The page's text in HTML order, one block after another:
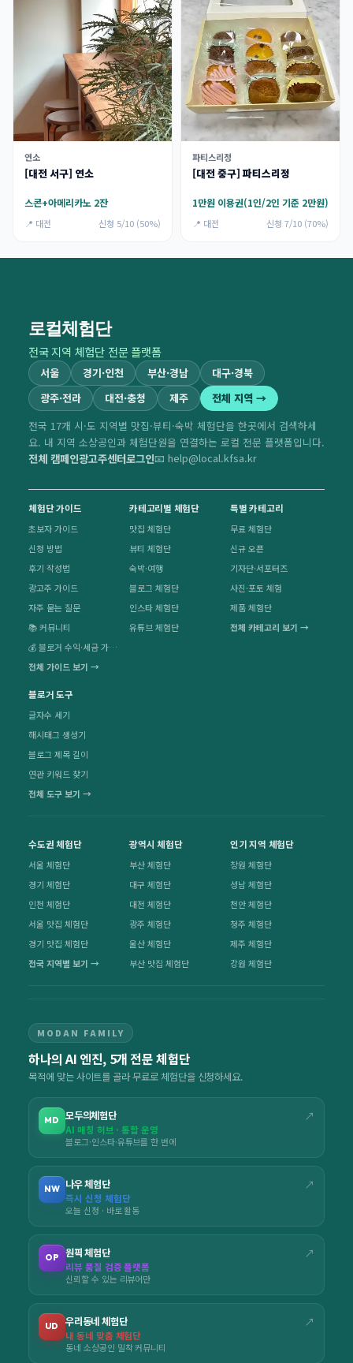
연소
[대전 서구] 연소
스콘+아메리카노 2잔
📍 대전 신청 5/10 (50%)
파티스리정
[대전 중구] 파티스리정
1만원 이용권(1인/2인 기준 2만원)
📍 대전 신청 7/10 (70%)
로컬체험단
전국 지역 체험단 전문 플랫폼
서울 경기·인천 부산·경남
대구·경북
광주·전라
대전·충청 제주
전체 지역 →
전국 17개 시·도 지역별 맛집·뷰티·숙박 체험단을 한곳에서 검색하세
요. 내 지역 소상공인과 체험단원을 연결하는 로컬 전문 플랫폼입니다.
전체 캠페인광고주센터로그인📧 help@local.kfsa.kr
체험단 가이드
초보자 가이드
신청 방법
후기 작성법
광고주 가이드
자주 묻는 질문
📚 커뮤니티
💰 블로거 수익·세금 가이드
전체 가이드 보기 →
카테고리별 체험단
맛집 체험단
뷰티 체험단
숙박·여행
블로그 체험단
인스타 체험단
유튜브 체험단
특별 카테고리
무료 체험단
신규 오픈
기자단·서포터즈
사진·포토 체험
제품 체험단
전체 카테고리 보기 →
블로거 도구
글자수 세기
해시태그 생성기
블로그 제목 길이
연관 키워드 찾기
전체 도구 보기 →
수도권 체험단
서울 체험단
경기 체험단
인천 체험단
서울 맛집 체험단
경기 맛집 체험단
전국 지역별 보기 →
광역시 체험단
부산 체험단
대구 체험단
대전 체험단
광주 체험단
울산 체험단
부산 맛집 체험단
인기 지역 체험단
창원 체험단
성남 체험단
천안 체험단
청주 체험단
제주 체험단
강원 체험단
MODAN FAMILY
하나의 AI 엔진, 5개 전문 체험단
목적에 맞는 사이트를 골라 무료로 체험단을 신청하세요.
MD 모두의체험단 ↗
AI 매칭 허브 · 통합 운영
블로그·인스타·유튜브를 한 번에
NW 나우 체험단 ↗
즉시 신청 체험단
오늘 신청 · 바로 활동
OP 원픽 체험단 ↗
리뷰 품질 검증 플랫폼
신뢰할 수 있는 리뷰어만
UD 우리동네 체험단 ↗
내 동네 맞춤 체험단
동네 소상공인 밀착 커뮤니티